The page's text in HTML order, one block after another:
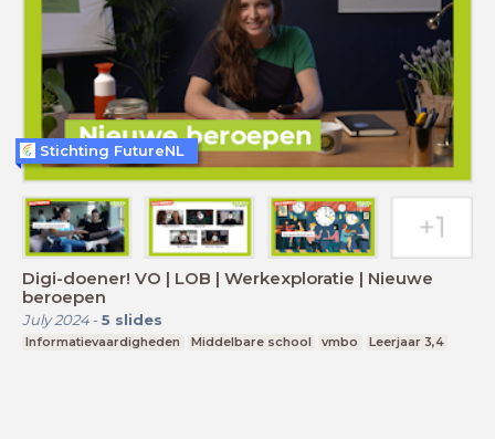
Digi-doener! VO | LOB | Werkexploratie | Nieuwe
beroepen
July 2024- 5 slides
Informatievaardigheden Middelbare school vmbo Leerjaar 3,4
Stichting FutureNL